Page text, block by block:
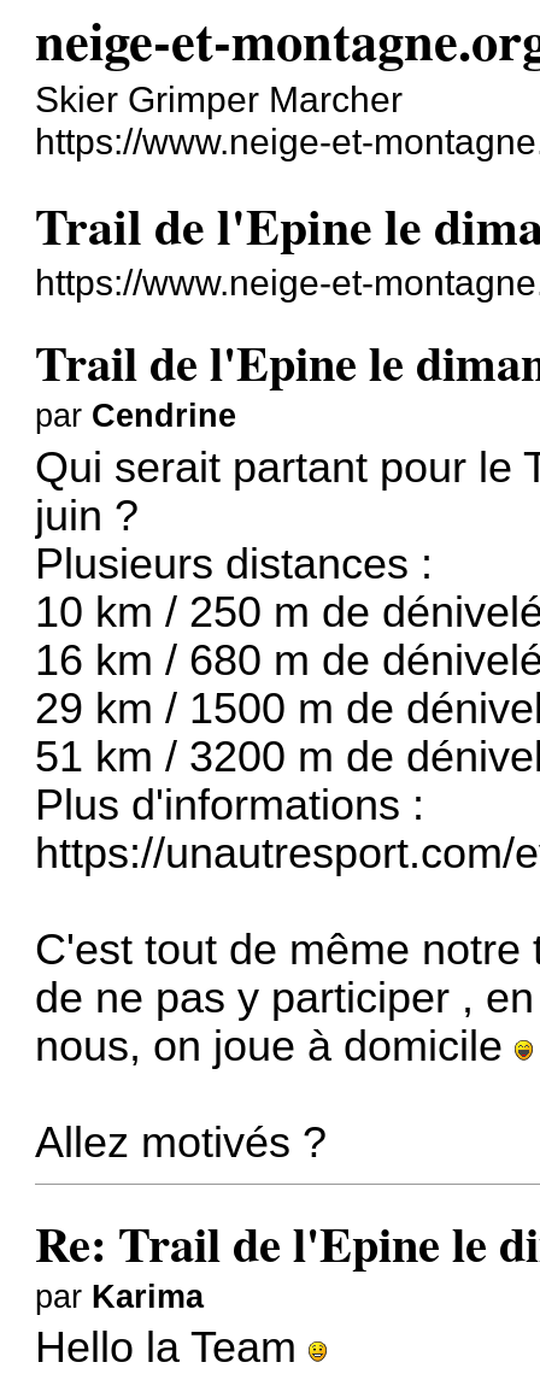
neige-et-
Skier Grimper Marcher
https://www.neige-et-
Trail de l'Epine le
https://www.neige-et-
Trail de l'Epine le
par Cendrine
Qui serait partant pour le
juin ?
Plusieurs distances :
10 km / 250 m de
16 km / 680 m de
29 km / 1500 m de
51 km / 3200 m de
Plus d'informations :
https://unautresport.com/
C'est tout de même
de ne pas y participer ,
nous, on joue à domicile
Allez motivés ?
Re: Trail de l'Epine le
par Karima
Hello la Team